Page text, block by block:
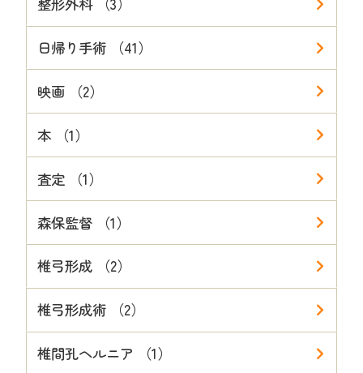
日帰り手術 （41）
映画 （2）
本 （1）
査定 （1）
森保監督 （1）
椎弓形成 （2）
椎弓形成術 （2）
椎間孔ヘルニア （1）